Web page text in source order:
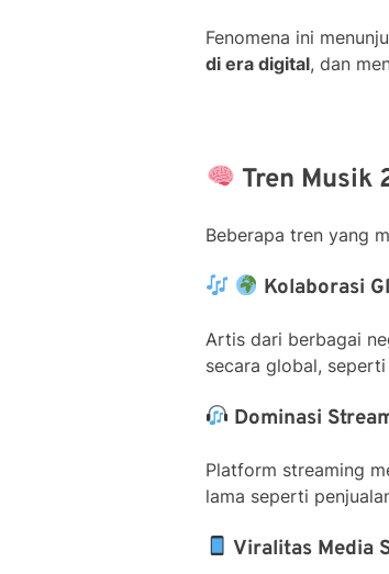
Fenomena ini
di era digital, dan
Tren Musik
Beberapa tren yang
Kolaborasi
Artis dari berbagai
secara global,
Dominasi
Platform streaming
lama seperti
Viralitas Media